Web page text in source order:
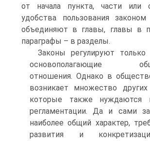
от начала пункта, части или
удобства пользования
объединяют в главы, главы в
параграфы – в разделы.
Законы регулируют
основополагающие
отношения. Однако в
возникает множество
которые также нуждаются
регламентации. Да и сами
наиболее общий характер,
развития и